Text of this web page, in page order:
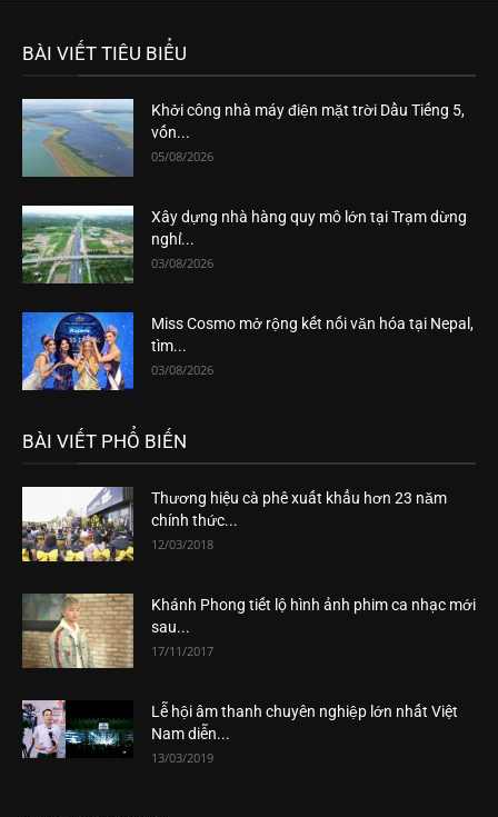
BÀI VIẾT TIÊU BIỂU
Khởi công nhà máy điện mặt trời Dầu Tiếng 5,
vốn...
05/08/2026
Xây dựng nhà hàng quy mô lớn tại Trạm dừng
nghỉ...
03/08/2026
Miss Cosmo mở rộng kết nối văn hóa tại Nepal,
tìm...
03/08/2026
BÀI VIẾT PHỔ BIẾN
Thương hiệu cà phê xuất khẩu hơn 23 năm
chính thức...
12/03/2018
Khánh Phong tiết lộ hình ảnh phim ca nhạc mới
sau...
17/11/2017
Lễ hội âm thanh chuyên nghiệp lớn nhất Việt
Nam diễn...
13/03/2019